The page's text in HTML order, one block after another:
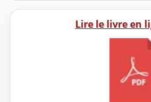
Lire le livre en